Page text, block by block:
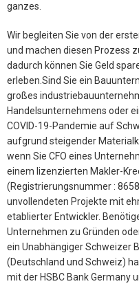
ganzes.
Wir begleiten Sie von der
und machen diesen Prozess
dadurch können Sie Geld
erleben.Sind Sie ein
großes
Handelsunternehmens oder
COVID-19-Pandemie auf
aufgrund steigender
wenn Sie CFO eines
einem lizenzierten Makler-
(Registrierungsnummer :
unvollendeten Projekte mit
etablierter Entwickler.
Unternehmen zu Gründen
ein Unabhängiger Schweizer
(Deutschland und Schweiz)
mit der HSBC Bank Germany